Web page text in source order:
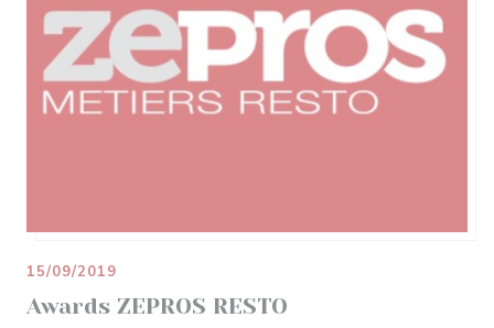
Awards ZEPROS RESTO
15/09/2019